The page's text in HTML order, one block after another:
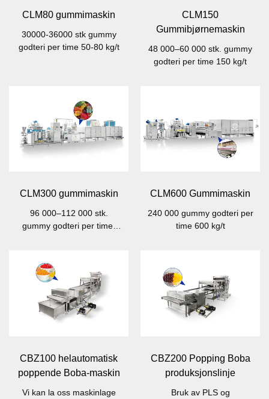
CLM80 gummimaskin
30000-36000 stk gummy
godteri per time 50-80 kg/t
CLM150
Gummibjørnemaskin
48 000–60 000 stk. gummy
godteri per time 150 kg/t
CLM300 gummimaskin
96 000–112 000 stk.
gummy godteri per time,
CLM600 Gummimaskin
240 000 gummy godteri per
time 600 kg/t
CBZ100 helautomatisk
poppende Boba-maskin
Vi kan la oss maskinlage
CBZ200 Popping Boba
produksjonslinje
Bruk av PLS og